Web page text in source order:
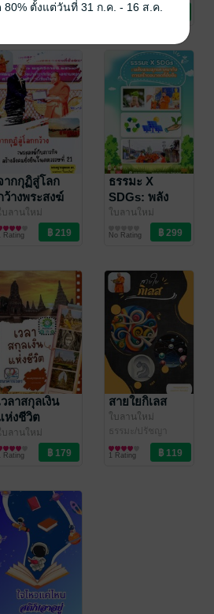
รรมะ/ปรัชญา
ไทย
พัฒนาตนเอง
ากกุฏิสู่โลก
ว้างพระสงฆ์
กับภารกิจสร้าง
งคมยั่งยืนใน
ศตวรรษที่ ๒๑
ใบลานใหม่
ฒนาตนเอง
Rating
ธรรมะ X
SDGs: พลัง
พระพุทธศาสนา
กับการสร้าง
อนาคตที่ยั่งยืน
ใบลานใหม่
พัฒนาตนเอง
No Rating
วลาสกุลเงิน
ห่งชีวิต
ใบลานใหม่
ฒนาตนเอง
Rating
สายใยกิเลส
ใบลานใหม่
ธรรมะ/ปรัชญา
1 Rating
ตั้งแต่วันที่ 31 ก.ค. - 16 ส.ค.